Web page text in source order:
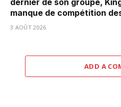
manque de compétition
3 AOÛT 2026
ADD A